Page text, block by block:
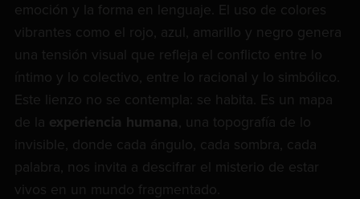
emoción y la forma en lenguaje. El uso de colores
vibrantes como el rojo, azul, amarillo y negro genera
una tensión visual que refleja el conflicto entre lo
íntimo y lo colectivo, entre lo racional y lo simbólico.
Este lienzo no se contempla: se habita. Es un mapa
de la experiencia humana, una topografía de lo
invisible, donde cada ángulo, cada sombra, cada
palabra, nos invita a descifrar el misterio de estar
vivos en un mundo fragmentado.